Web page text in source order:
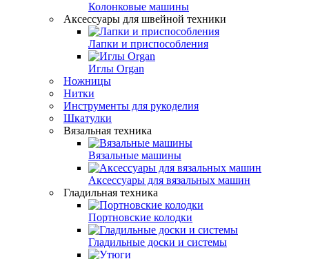
Колонковые машины
Аксессуары для швейной техники
Лапки и приспособления
Иглы Organ
Ножницы
Нитки
Инструменты для рукоделия
Шкатулки
Вязальная техника
Вязальные машины
Аксессуары для вязальных машин
Гладильная техника
Портновские колодки
Гладильные доски и системы